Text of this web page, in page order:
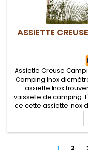
ASSIETTE
Assiette Creuse
Camping Inox
assiette Inox
vaisselle de camping.
de cette assiette inox
1 2